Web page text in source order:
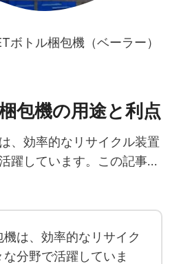
ボトル梱包機（ベーラー）
包機の用途と利点
、効率的なリサイクル装置
躍しています。この記事…
は、効率的なリサイク
分野で活躍していま